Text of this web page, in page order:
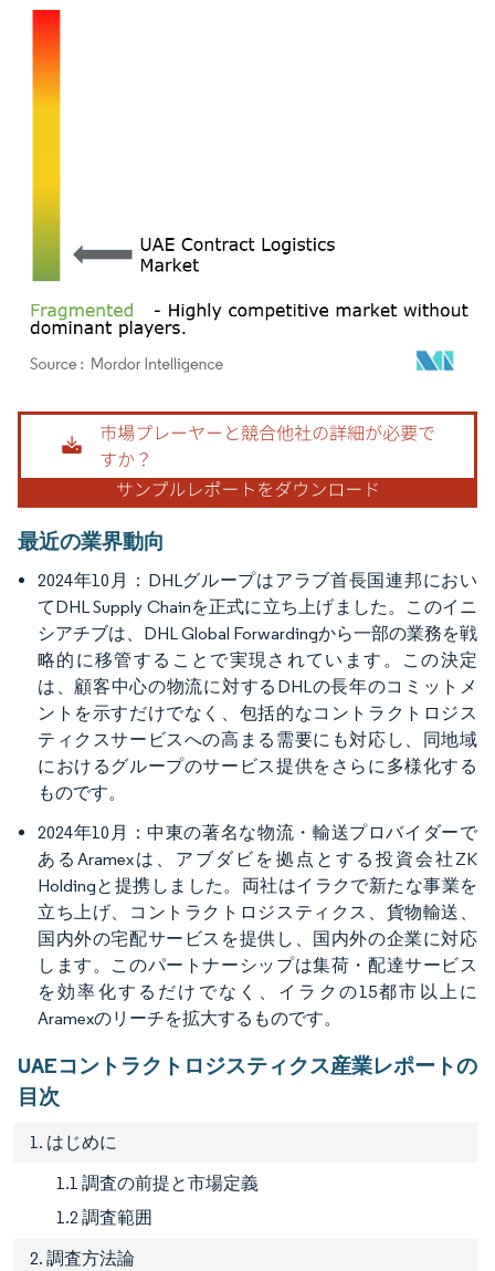
画像 © Mordor Intelligence。再利用にはCC BY 4.0の表示が必要です。
最近の業界動向
2024年10月：DHLグループはアラブ首長国連邦におい
てDHL Supply Chainを正式に立ち上げました。このイニ
シアチブは、DHL Global Forwardingから一部の業務を戦
略的に移管することで実現されています。この決定
は、顧客中心の物流に対するDHLの長年のコミットメ
ントを示すだけでなく、包括的なコントラクトロジス
ティクスサービスへの高まる需要にも対応し、同地域
におけるグループのサービス提供をさらに多様化する
ものです。
2024年10月：中東の著名な物流・輸送プロバイダーで
あるAramexは、アブダビを拠点とする投資会社ZK
Holdingと提携しました。両社はイラクで新たな事業を
立ち上げ、コントラクトロジスティクス、貨物輸送、
国内外の宅配サービスを提供し、国内外の企業に対応
します。このパートナーシップは集荷・配達サービス
を効率化するだけでなく、イラクの15都市以上に
Aramexのリーチを拡大するものです。
UAEコントラクトロジスティクス産業レポートの
目次
1. はじめに
1.1 調査の前提と市場定義
1.2 調査範囲
2. 調査方法論